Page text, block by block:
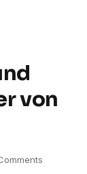
von